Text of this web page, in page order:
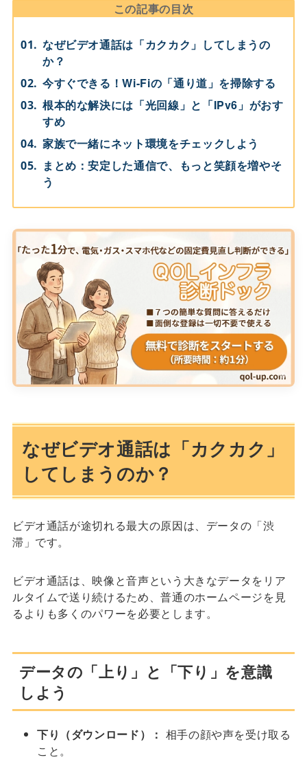
この記事の目次
なぜビデオ通話は「カクカク」してしまうの
か？
今すぐできる！Wi-Fiの「通り道」を掃除する
根本的な解決には「光回線」と「IPv6」がおす
すめ
家族で一緒にネット環境をチェックしよう
まとめ：安定した通信で、もっと笑顔を増やそ
う
なぜビデオ通話は「カクカク」
してしまうのか？
ビデオ通話が途切れる最大の原因は、データの「渋
滞」です。
ビデオ通話は、映像と音声という大きなデータをリア
ルタイムで送り続けるため、普通のホームページを見
るよりも多くのパワーを必要とします。
データの「上り」と「下り」を意識
しよう
下り（ダウンロード）： 相手の顔や声を受け取る
こと。